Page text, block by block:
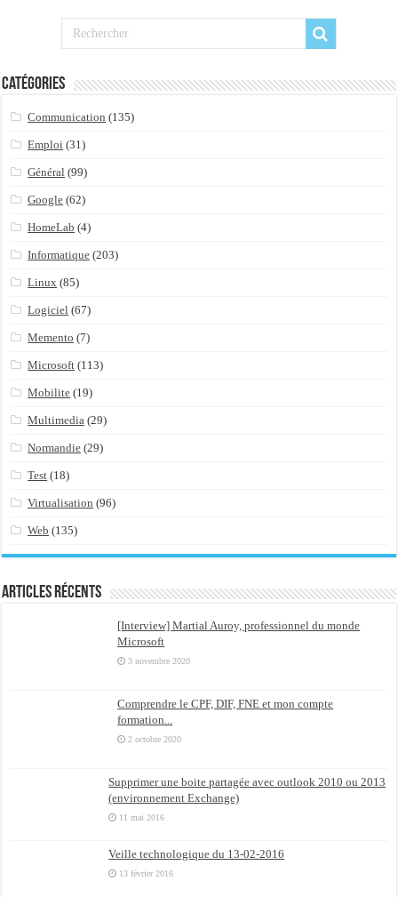
Catégories
Communication (135)
Emploi (31)
Général (99)
Google (62)
HomeLab (4)
Informatique (203)
Linux (85)
Logiciel (67)
Memento (7)
Microsoft (113)
Mobilite (19)
Multimedia (29)
Normandie (29)
Test (18)
Virtualisation (96)
Web (135)
Articles récents
[Interview] Martial Auroy, professionnel du monde
Microsoft
3 novembre 2020
Comprendre le CPF, DIF, FNE et mon compte
formation...
2 octobre 2020
Supprimer une boite partagée avec outlook 2010 ou 2013
(environnement Exchange)
11 mai 2016
Veille technologique du 13-02-2016
13 février 2016